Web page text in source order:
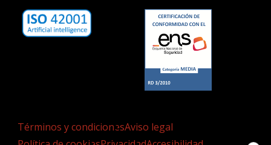
Términos y condicionesAviso legal